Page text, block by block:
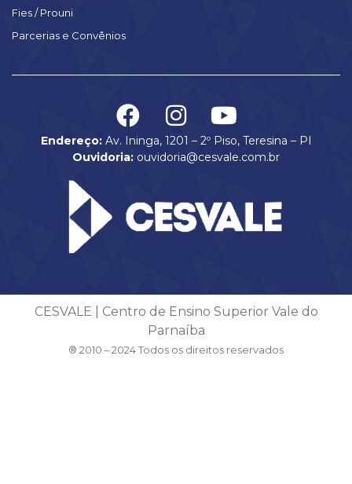
Fies / Prouni
Parcerias e Convênios
Endereço:Av. Ininga, 1201 – 2º Piso, Teresina – PI
Ouvidoria: ouvidoria@cesvale.com.br
CESVALE | Centro de Ensino Superior Vale do
Parnaíba
® 2010 – 2024 Todos os direitos reservados